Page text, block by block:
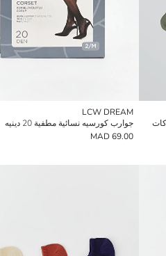
LCW DREAM
جوارب كورسيه نسائية مطفية 20 دينيه
69.00 MAD